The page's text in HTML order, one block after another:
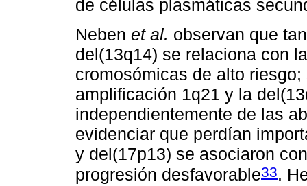
de células plasmáticas
Neben et al. observan que
del(13q14) se relaciona con
cromosómicas de alto
amplificación 1q21 y la
independientemente de las
evidenciar que perdían
y del(17p13) se asociaron
progresión desfavorable33.